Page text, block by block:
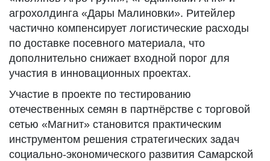
агрохолдинга «Дары Малиновки». Ритейлер
частично компенсирует логистические расходы
по доставке посевного материала, что
дополнительно снижает входной порог для
участия в инновационных проектах.
Участие в проекте по тестированию
отечественных семян в партнёрстве с торговой
сетью «Магнит» становится практическим
инструментом решения стратегических задач
социально-экономического развития Самарской